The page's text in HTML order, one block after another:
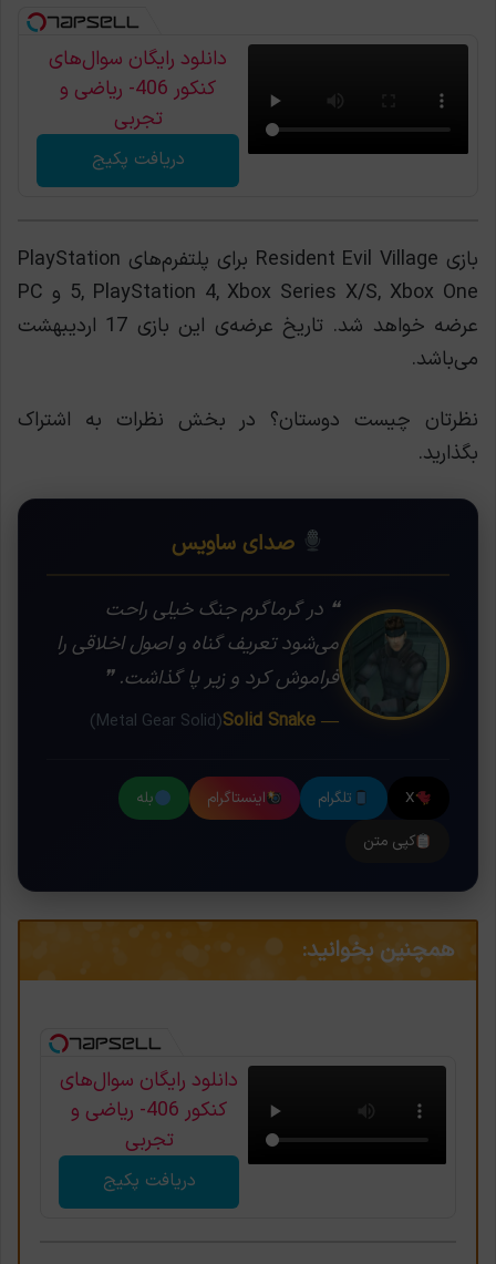
دانلود رایگان سوال‌های
کنکور 406- ریاضی و
تجربی
دریافت پکیج
بازی Resident Evil Village برای پلتفرم‌های PlayStation
5, PlayStation 4, Xbox Series X/S, Xbox One و PC
عرضه خواهد شد. تاریخ عرضه‌ی این بازی 17 اردیبهشت
می‌باشد.
نظرتان چیست دوستان؟ در بخش نظرات به اشتراک
بگذارید.
صدای ساویس
❝ در گرماگرم جنگ خیلی راحت
می‌شود تعریف گناه و اصول اخلاقی را
فراموش کرد و زیر پا گذاشت. ❞
— Solid Snake
(Metal Gear Solid)
X تلگرام اینستاگرام
بله
کپی متن
همچنین بخوانید:
دانلود رایگان سوال‌های
کنکور 406- ریاضی و
تجربی
دریافت پکیج